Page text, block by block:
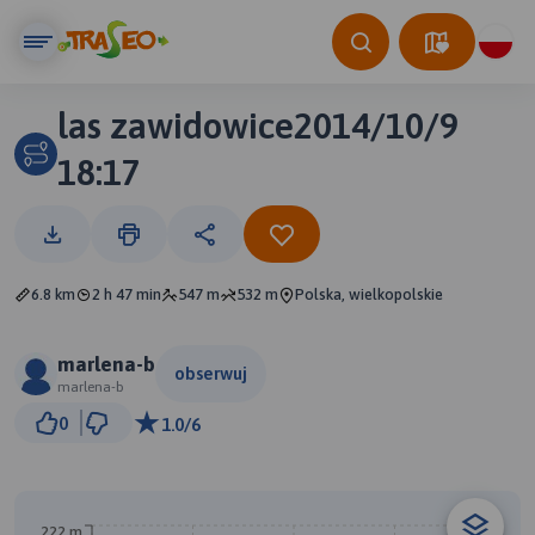
las zawidowice2014/10/9
18:17
6.8 km 2 h 47 min 547 m 532 m Polska, wielkopolskie
marlena-b
marlena-b
obserwuj
0 1.0/6